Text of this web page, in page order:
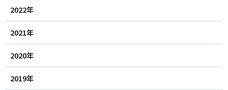
2022年
2021年
2020年
2019年